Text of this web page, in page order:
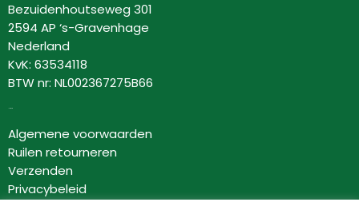
Bezuidenhoutseweg 301
2594 AP ‘s-Gravenhage
Nederland
KvK: 63534118
BTW nr: NL002367275B66
Algemene voorwaarden
Ruilen retourneren
Verzenden
Privacybeleid